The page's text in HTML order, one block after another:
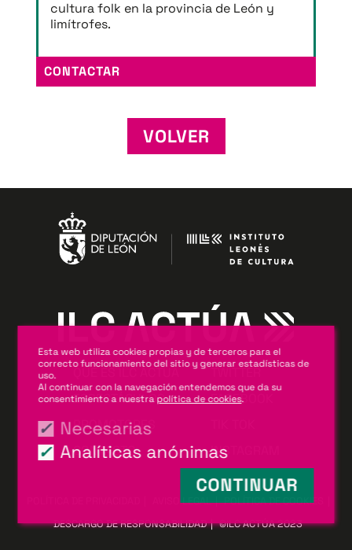
Esta web utiliza cookies propias y de terceros para el
correcto funcionamiento del sitio y generar estadísticas de
uso.
Al continuar con la navegación entendemos que da su
consentimiento a nuestrapolítica de cookies.
Necesarias
Analíticas anónimas
CONTINUAR
cultura folk en la provincia de León y
limítrofes.
CONTACTAR
VOLVER
QUÉ ES ILC ACTÚA
ESPECTÁCULOS
PROMOTORES
CONTACTO
TWITTER
FACEBOOK
INSTAGRAM
AVISO LEGAL
POLÍTICA DE COOKIES
DESCARGO DE RESPONSABILIDAD
©ILC ACTÚA 2023